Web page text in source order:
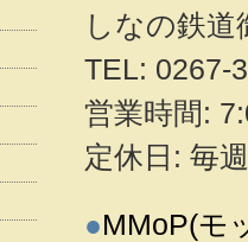
しなの鉄道
TEL: 0267-
営業時間:
定休日: 毎
●MMoP(モ